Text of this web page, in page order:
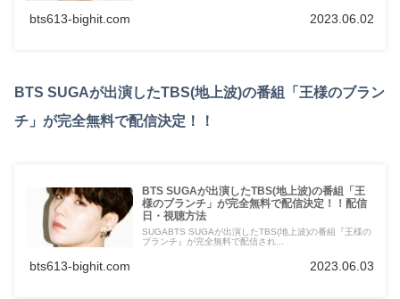
bts613-bighit.com 2023.06.02
BTS SUGAが出演したTBS(地上波)の番組「王様のブラン
チ」が完全無料で配信決定！！
BTS SUGAが出演したTBS(地上波)の番組「王
様のブランチ」が完全無料で配信決定！！配信
日・視聴方法
SUGABTS SUGAが出演したTBS(地上波)の番組『王様の
ブランチ』が完全無料で配信され...
bts613-bighit.com 2023.06.03